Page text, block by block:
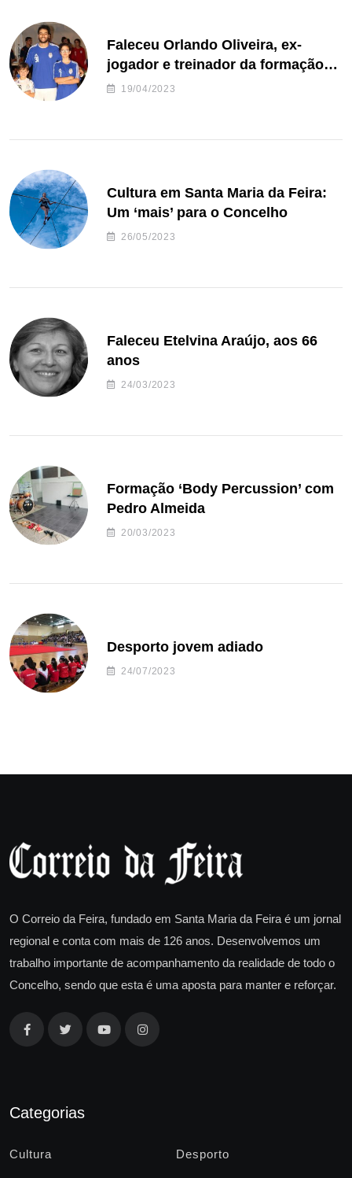
Faleceu Orlando Oliveira, ex-
jogador e treinador da formação
de andebol do Feirense
19/04/2023
Cultura em Santa Maria da Feira:
Um ‘mais’ para o Concelho
26/05/2023
Faleceu Etelvina Araújo, aos 66
anos
24/03/2023
Formação ‘Body Percussion’ com
Pedro Almeida
20/03/2023
Desporto jovem adiado
24/07/2023
O Correio da Feira, fundado em Santa Maria da Feira é um jornal
regional e conta com mais de 126 anos. Desenvolvemos um
trabalho importante de acompanhamento da realidade de todo o
Concelho, sendo que esta é uma aposta para manter e reforçar.
Categorias
Cultura Desporto